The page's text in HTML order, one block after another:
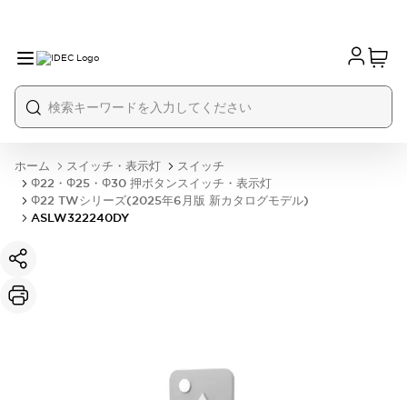
ホーム スイッチ・表示灯
スイッチ
Φ22・Φ25・Φ30 押ボタンスイッチ・表示灯
Φ22 TWシリーズ(2025年6月版 新カタログモデル)
ASLW322240DY